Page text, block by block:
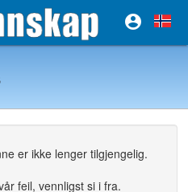

er ikke lenger tilgjengelig.
feil, vennligst si i fra.